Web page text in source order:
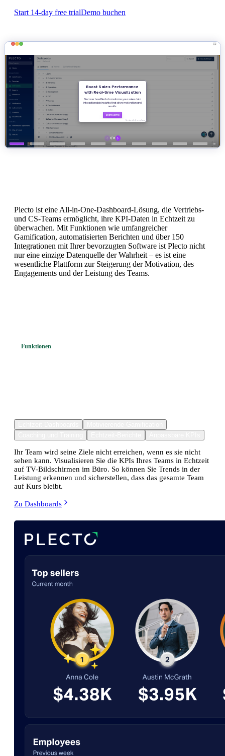
Start 14-day free trialDemo buchen
Plecto ist eine All-in-One-Dashboard-Lösung, die Vertriebs-
und CS-Teams ermöglicht, ihre KPI-Daten in Echtzeit zu
überwachen. Mit Funktionen wie umfangreicher
Gamification, automatisierten Berichten und über 150
Integrationen mit Ihrer bevorzugten Software ist Plecto nicht
nur eine einzige Datenquelle der Wahrheit – es ist eine
wesentliche Plattform zur Steigerung der Motivation, des
Engagements und der Leistung des Teams.
Funktionen
Ihr Team wird seine Ziele nicht erreichen, wenn es sie nicht
sehen kann. Visualisieren Sie die KPIs Ihres Teams in Echtzeit
auf TV-Bildschirmen im Büro. So können Sie Trends in der
Leistung erkennen und sicherstellen, dass das gesamte Team
auf Kurs bleibt.
Zu Dashboards